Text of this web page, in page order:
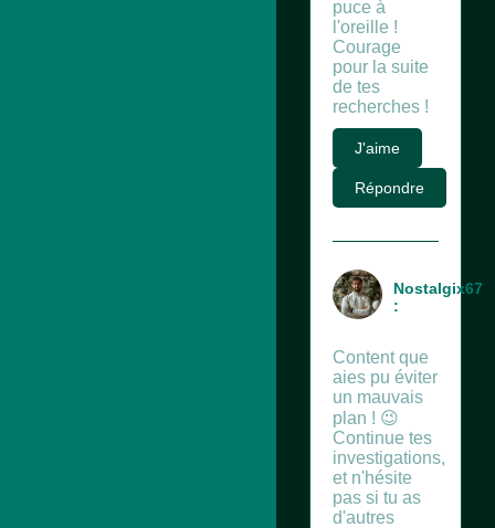
puce à
l'oreille !
Courage
pour la suite
de tes
recherches !
J'aime
Répondre
Nostalgix67
:
Content que
aies pu éviter
un mauvais
plan ! 😉
Continue tes
investigations,
et n'hésite
pas si tu as
d'autres